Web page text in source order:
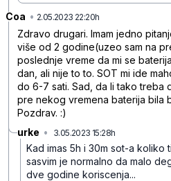
Coa • 2.05.2023 22:20h
Zdravo drugari. Imam jedno
više od 2 godine(uzeo sam na
poslednje vreme da mi se
dan, ali nije to to. SOT mi ide
do 6-7 sati. Sad, da li tako treba
pre nekog vremena baterija bila
Pozdrav. :)
urke • 3.05.2023 15:28h
Kad imas 5h i 30m sot-a koliko
sasvim je normalno da malo
dve godine koriscenja...